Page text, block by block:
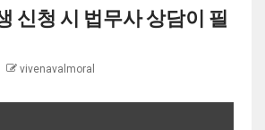
신청 시 법무사 상담이 필
vivenavalmoral